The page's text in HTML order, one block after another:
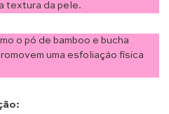
textura da pele.
o pó de bamboo e bucha
uma esfoliação física